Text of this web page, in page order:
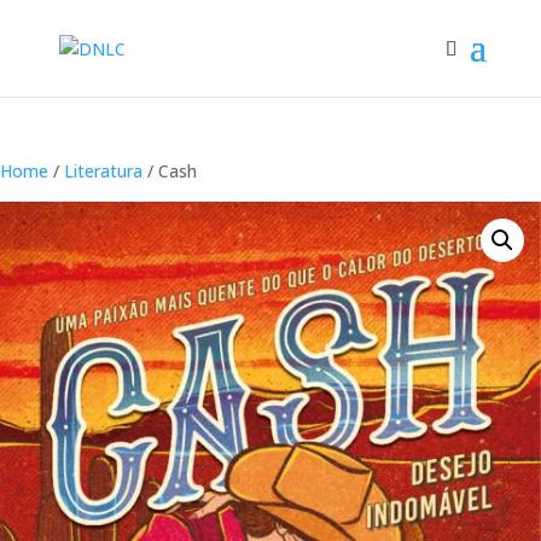
Home / Literatura / Cash